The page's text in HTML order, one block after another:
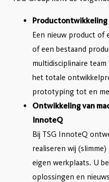
Productontwikkeling
Een nieuw product of
of een bestaand
multidisciplinaire
het totale
prototyping tot en
Ontwikkeling van
InnoteQ
Bij TSG InnoteQ
realiseren wij
eigen werkplaats. U
oplossingen en